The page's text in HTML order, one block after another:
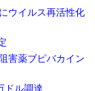
ウイルス再活性化
害薬ブピバカイン
ドル調達